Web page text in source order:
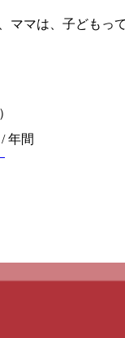
マは、子ども
年間